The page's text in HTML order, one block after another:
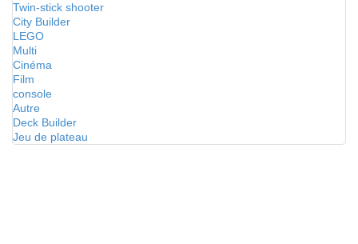
Twin-stick shooter
City Builder
LEGO
Multi
Cinéma
Film
console
Autre
Deck Builder
Jeu de plateau